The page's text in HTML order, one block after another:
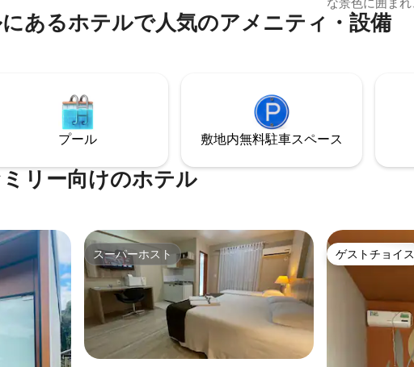
主要な観光ス
好のロケーシ
しんだり、セ
する場合、こ
グで忘れられ
な場所です。
あるホ⁠テ⁠ル⁠で人⁠気⁠のア⁠メ⁠ニ⁠テ⁠ィ⁠・設⁠備
プール 敷地内無料駐⁠車ス⁠ペ⁠ー⁠ス
リー向⁠け⁠のホ⁠テ⁠ル
スーパーホスト
スーパーホスト ゲストチョイス
ゲストチョイス